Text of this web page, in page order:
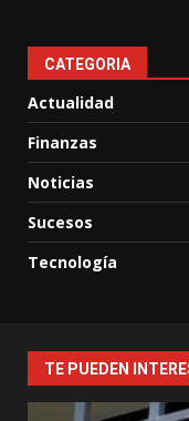
CATEGORIA
Actualidad
Finanzas
Noticias
Sucesos
Tecnología
TE PUEDEN